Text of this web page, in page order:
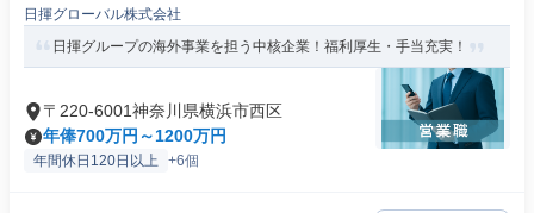
日揮グローバル株式会社
日揮グループの海外事業を担う中核企業！福利厚生・手当充実！
〒220-6001神奈川県横浜市西区
年俸700万円～1200万円
年間休日120日以上 +6個